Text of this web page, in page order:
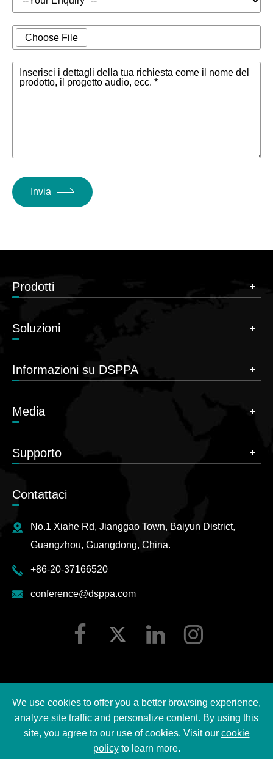
Choose File
Inserisci i dettagli della tua richiesta come il nome del
prodotto, il progetto audio, ecc. *
Invia
Prodotti
Soluzioni
Informazioni su DSPPA
Media
Supporto
Contattaci
No.1 Xiahe Rd, Jianggao Town, Baiyun District,
Guangzhou, Guangdong, China.
+86-20-37166520
conference@dsppa.com
Copyright ©
2026 Guangzhou DSPPA Audio Co., Ltd.
Tutti i diritti riservati.
| DSPPA Privacy regulation
We use cookies to offer you a better browsing experience,
analyze site traffic and personalize content. By using this
site, you agree to our use of cookies. Visit our cookie
policyto learn more.